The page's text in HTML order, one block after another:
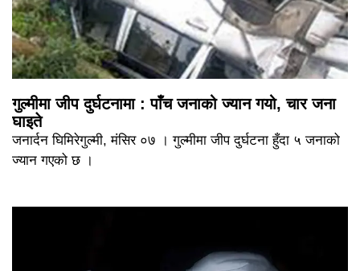
गुल्मीमा जीप दुर्घटनामा : पाँच जनाको ज्यान गयो, चार जना
घाइते
जनार्दन घिमिरेगुल्मी, मंसिर ०७ । गुल्मीमा जीप दुर्घटना हुँदा ५ जनाको
ज्यान गएको छ ।